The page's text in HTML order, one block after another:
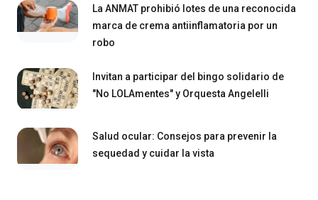
La ANMAT prohibió lotes de una reconocida
marca de crema antiinflamatoria por un
robo
Invitan a participar del bingo solidario de
"No LOLAmentes" y Orquesta Angelelli
Salud ocular: Consejos para prevenir la
sequedad y cuidar la vista